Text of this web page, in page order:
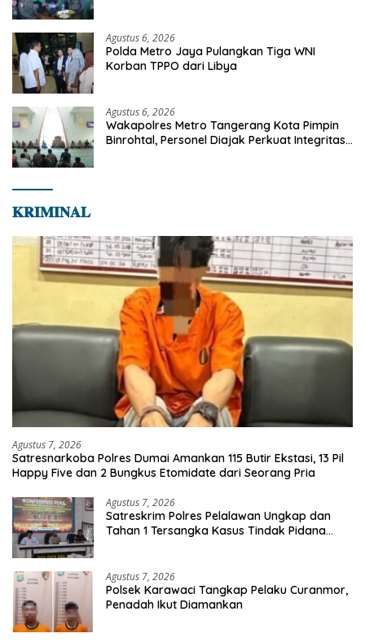
Agustus 6, 2026
Polda Metro Jaya Pulangkan Tiga WNI
Korban TPPO dari Libya
Agustus 6, 2026
Wakapolres Metro Tangerang Kota Pimpin
Binrohtal, Personel Diajak Perkuat Integritas
𝐊𝐑𝐈𝐌𝐈𝐍𝐀𝐋
Agustus 7, 2026
Satresnarkoba Polres Dumai Amankan 115 Butir Ekstasi, 13 Pil
Happy Five dan 2 Bungkus Etomidate dari Seorang Pria
Agustus 7, 2026
Satreskrim Polres Pelalawan Ungkap dan
Tahan 1 Tersangka Kasus Tindak Pidana
Agustus 7, 2026
Polsek Karawaci Tangkap Pelaku Curanmor,
Penadah Ikut Diamankan